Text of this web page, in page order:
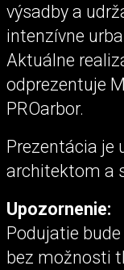
výsadby a
intenzívne
Aktuálne
odprezentuje
PROarbor.
Prezentácia je
architektom a
Upozornenie:
Podujatie
bez možnosti